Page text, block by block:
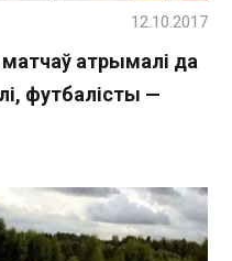
атрымалі да
футбалісты —
12.10.2017